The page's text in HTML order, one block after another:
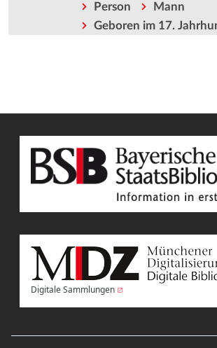
Person
Mann
Geboren im 17.
Digitale Sammlungen